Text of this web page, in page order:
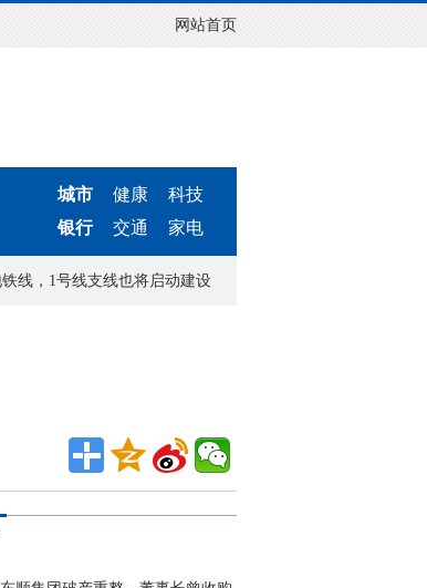
网站首页
城市 健康
科技
银行
交通 家电
线支线也将启动建设 河北宁晋：健康敲门，“五个一”让